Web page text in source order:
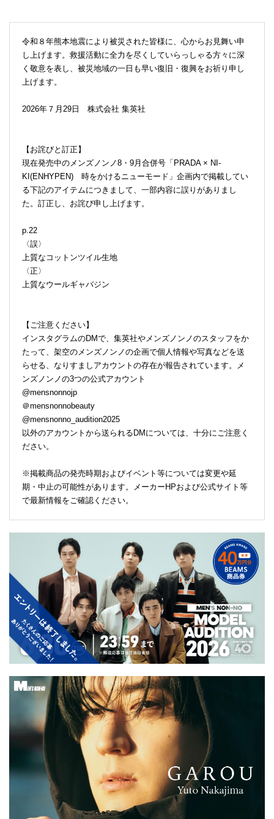
令和８年熊本地震により被災された皆様に、心からお見舞い申
し上げます。救援活動に全力を尽くしていらっしゃる方々に深
く敬意を表し、被災地域の一日も早い復旧・復興をお祈り申し
上げます。
2026年７月29日 株式会社 集英社
【お詫びと訂正】
現在発売中のメンズノンノ8・9月合併号「PRADA × NI-
KI(ENHYPEN) 時をかけるニューモード」企画内で掲載してい
る下記のアイテムにつきまして、一部内容に誤りがありまし
た。訂正し、お詫び申し上げます。
p.22
〈誤〉
上質なコットンツイル生地
〈正〉
上質なウールギャバジン
【ご注意ください】
インスタグラムのDMで、集英社やメンズノンノのスタッフをか
たって、架空のメンズノンノの企画で個人情報や写真などを送
らせる、なりすましアカウントの存在が報告されています。メ
ンズノンノの3つの公式アカウント
@mensnonnojp
＠mensnonnobeauty
@mensnonno_audition2025
以外のアカウントから送られるDMについては、十分にご注意く
ださい。
※掲載商品の発売時期およびイベント等については変更や延
期・中止の可能性があります。メーカーHPおよび公式サイト等
で最新情報をご確認ください。